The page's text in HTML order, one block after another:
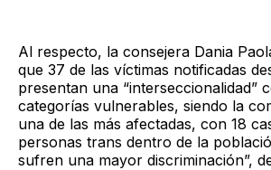
Al respecto, la consejera Dania
que 37 de las víctimas notificadas
presentan una “interseccionalidad”
categorías vulnerables, siendo la
una de las más afectadas, con 18
personas trans dentro de la
sufren una mayor discriminación”,